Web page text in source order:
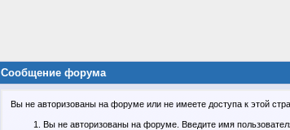
Сообщение форума
Вы не авторизованы на форуме или не имеете доступа к этой
Вы не авторизованы на форуме. Введите имя